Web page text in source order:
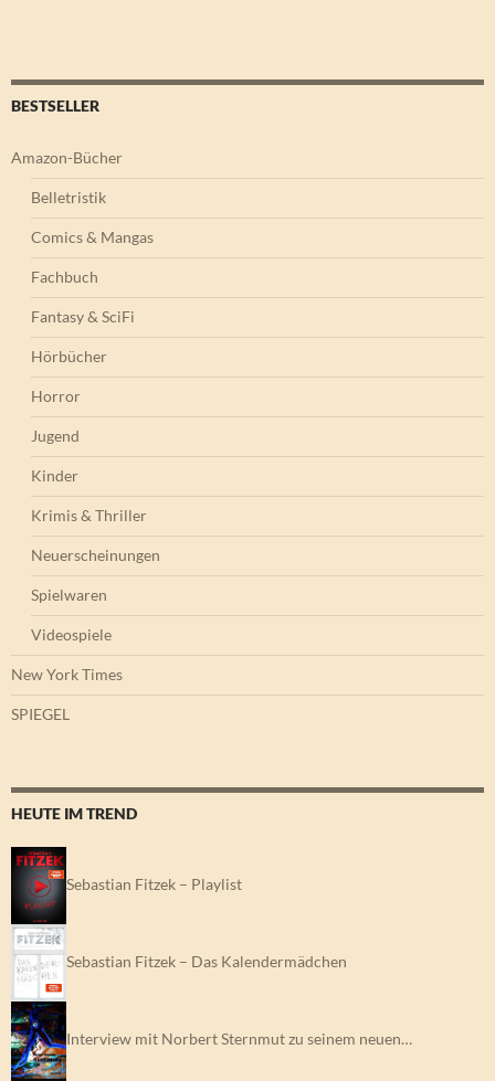
BESTSELLER
Amazon-Bücher
Belletristik
Comics & Mangas
Fachbuch
Fantasy & SciFi
Hörbücher
Horror
Jugend
Kinder
Krimis & Thriller
Neuerscheinungen
Spielwaren
Videospiele
New York Times
SPIEGEL
HEUTE IM TREND
Sebastian Fitzek – Playlist
Sebastian Fitzek – Das Kalendermädchen
Interview mit Norbert Sternmut zu seinem neuen…